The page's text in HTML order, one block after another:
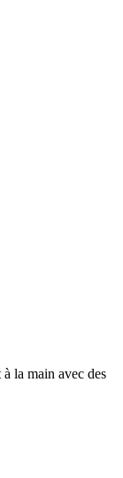
la main avec des